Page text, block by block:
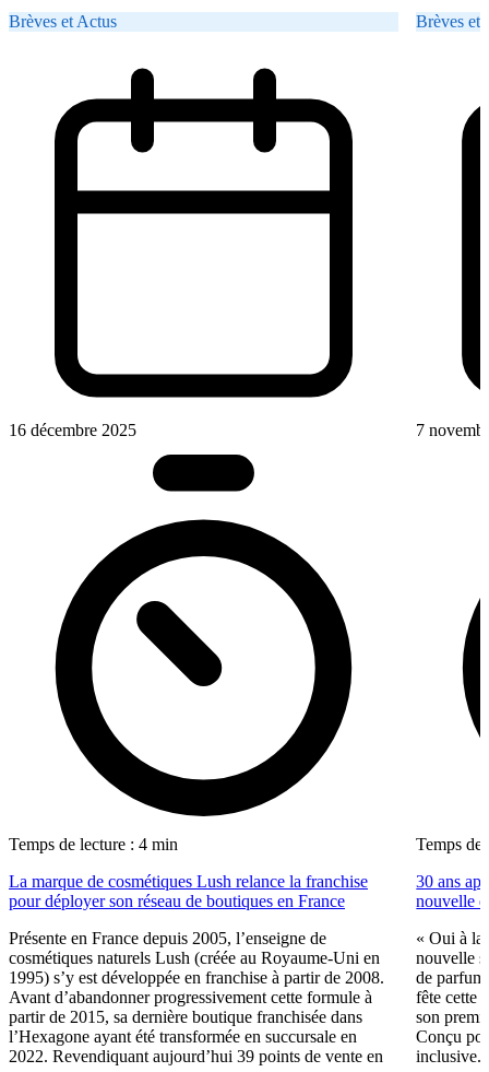
Brèves et Actus
16 décembre 2025
Temps de lecture : 4 min
La marque de cosmétiques Lush relance la franchise
pour déployer son réseau de boutiques en France
Présente en France depuis 2005, l’enseigne de
cosmétiques naturels Lush (créée au Royaume-Uni en
1995) s’y est développée en franchise à partir de 2008.
Avant d’abandonner progressivement cette formule à
partir de 2015, sa dernière boutique franchisée dans
l’Hexagone ayant été transformée en succursale en
2022. Revendiquant aujourd’hui 39 points de vente en
Brèves et
7
Temps de
30 ans
nouvelle
« Oui à la
nouvelle
de
fête cette
son
Conçu